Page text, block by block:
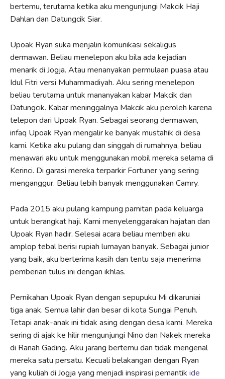
bertemu, terutama ketika aku mengunjungi Makcik Haji
Dahlan dan Datungcik Siar.
Upoak Ryan suka menjalin komunikasi sekaligus
dermawan. Beliau menelepon aku bila ada kejadian
menarik di Jogja. Atau menanyakan permulaan puasa atau
Idul Fitri versi Muhammadiyah. Aku sering menelepon
beliau terutama untuk mananyakan kabar Makcik dan
Datungcik. Kabar meninggalnya Makcik aku peroleh karena
telepon dari Upoak Ryan. Sebagai seorang dermawan,
infaq Upoak Ryan mengalir ke banyak mustahik di desa
kami. Ketika aku pulang dan singgah di rumahnya, beliau
menawari aku untuk menggunakan mobil mereka selama di
Kerinci. Di garasi mereka terparkir Fortuner yang sering
menganggur. Beliau lebih banyak menggunakan Camry.
Pada 2015 aku pulang kampung pamitan pada keluarga
untuk berangkat haji. Kami menyelenggarakan hajatan dan
Upoak Ryan hadir. Selesai acara beliau memberi aku
amplop tebal berisi rupiah lumayan banyak. Sebagai junior
yang baik, aku berterima kasih dan tentu saja menerima
pemberian tulus ini dengan ikhlas.
Pernikahan Upoak Ryan dengan sepupuku Mi dikaruniai
tiga anak. Semua lahir dan besar di kota Sungai Penuh.
Tetapi anak-anak ini tidak asing dengan desa kami. Mereka
sering di ajak ke hilir mengunjungi Nino dan Nakek mereka
di Ranah Gading. Aku jarang bertemu dan tidak mengenal
mereka satu persatu. Kecuali belakangan dengan Ryan
yang kuliah di Jogja yang menjadi inspirasi pemantik ide